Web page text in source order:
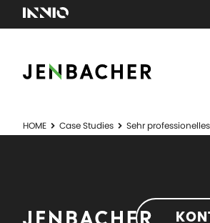
HOME Case Studies Sehr